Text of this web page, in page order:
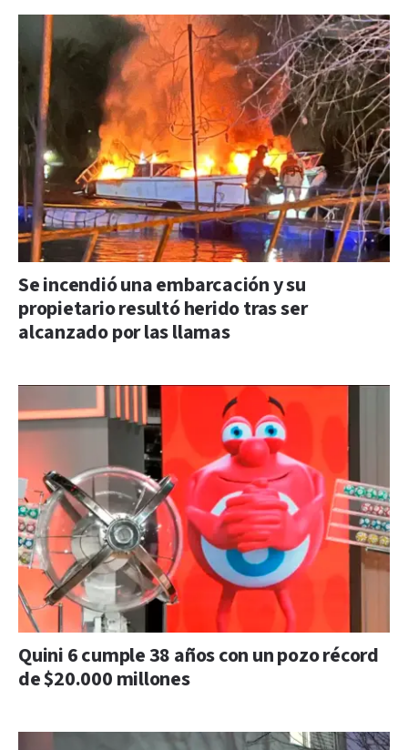
Se incendió una embarcación y su
propietario resultó herido tras ser
alcanzado por las llamas
Quini 6 cumple 38 años con un pozo récord
de $20.000 millones